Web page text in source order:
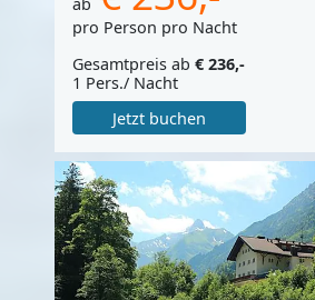
ab
pro Person pro Nacht
Gesamtpreis ab € 236,-
1 Pers./ Nacht
Jetzt buchen